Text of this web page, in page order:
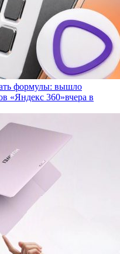
формулы: вышло
«Яндекс 360»вчера в